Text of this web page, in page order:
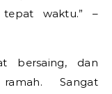
tepat waktu.” –
bersaing, dan
Sangat